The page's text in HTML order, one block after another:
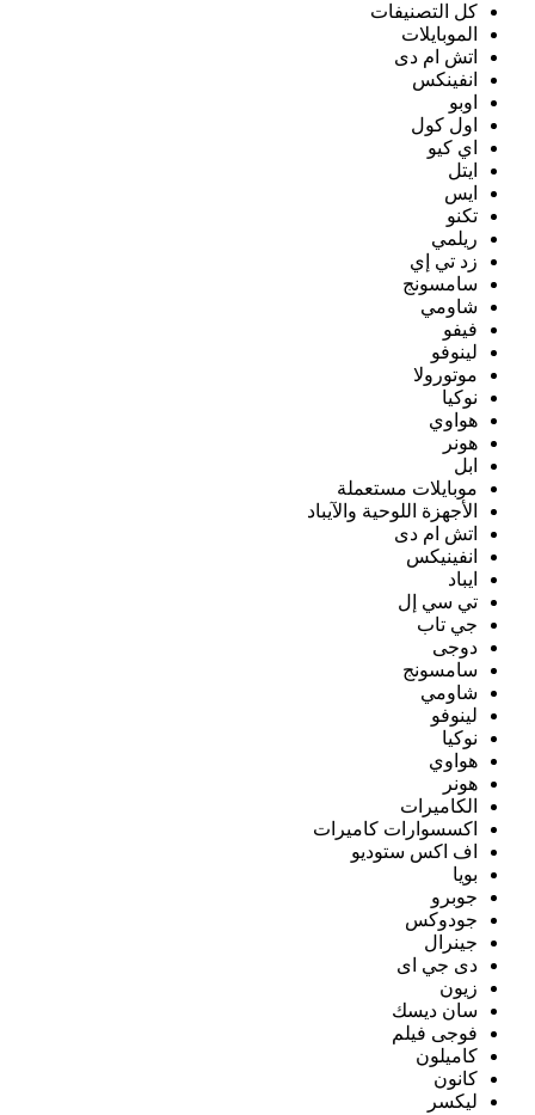
كل التصنيفات
الموبايلات
اتش ام دى
انفينكس
اوبو
اول كول
اي كيو
ايتل
ايس
تكنو
ريلمي
زد تي إي
سامسونج
شاومي
فيفو
لينوفو
موتورولا
نوكيا
هواوي
هونر
ابل
موبايلات مستعملة
الأجهزة اللوحية والآيباد
اتش ام دى
انفينيكس
ايباد
تي سي إل
جي تاب
دوجى
سامسونج
شاومي
لينوفو
نوكيا
هواوي
هونر
الكاميرات
اكسسوارات كاميرات
اف اكس ستوديو
بويا
جوبرو
جودوكس
جينرال
دى جي اى
زيون
سان ديسك
فوجى فيلم
كاميلون
كانون
ليكسر